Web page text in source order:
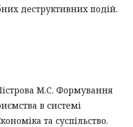
деструктивних подій.
М.С. Формування
в системі
та суспільство.